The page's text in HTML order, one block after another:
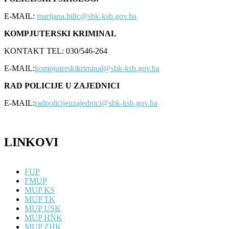
E-MAIL: marijana.bilic@sbk-ksb.gov.ba
KOMPJUTERSKI KRIMINAL
KONTAKT TEL: 030/546-264
E-MAIL:kompjuterskikriminal@sbk-ksb.gov.ba
RAD POLICIJE U ZAJEDNICI
E-MAIL:radpolicijeuzajednici@sbk-ksb.gov.ba
LINKOVI
FUP
FMUP
MUP KS
MUP TK
MUP USK
MUP HNK
MUP ZHK